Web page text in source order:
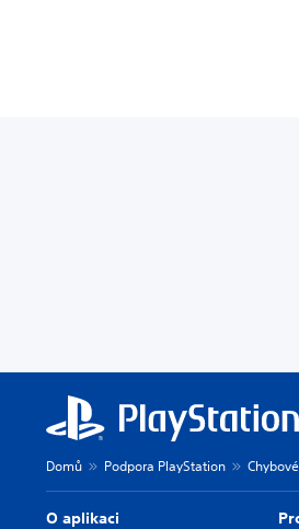
Domů Podpora PlayStation
O aplikaci